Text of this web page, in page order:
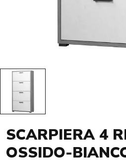
SCARPIERA 4
OSSIDO-